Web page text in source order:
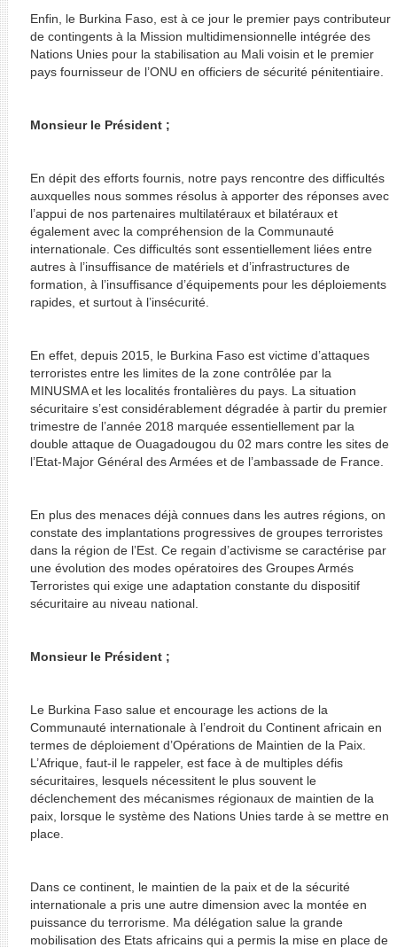
Enfin, le Burkina Faso, est à ce jour le premier pays contributeur
de contingents à la Mission multidimensionnelle intégrée des
Nations Unies pour la stabilisation au Mali voisin et le premier
pays fournisseur de l’ONU en officiers de sécurité pénitentiaire.
Monsieur le Président ;
En dépit des efforts fournis, notre pays rencontre des difficultés
auxquelles nous sommes résolus à apporter des réponses avec
l’appui de nos partenaires multilatéraux et bilatéraux et
également avec la compréhension de la Communauté
internationale. Ces difficultés sont essentiellement liées entre
autres à l’insuffisance de matériels et d’infrastructures de
formation, à l’insuffisance d’équipements pour les déploiements
rapides, et surtout à l’insécurité.
En effet, depuis 2015, le Burkina Faso est victime d’attaques
terroristes entre les limites de la zone contrôlée par la
MINUSMA et les localités frontalières du pays. La situation
sécuritaire s’est considérablement dégradée à partir du premier
trimestre de l’année 2018 marquée essentiellement par la
double attaque de Ouagadougou du 02 mars contre les sites de
l’Etat-Major Général des Armées et de l’ambassade de France.
En plus des menaces déjà connues dans les autres régions, on
constate des implantations progressives de groupes terroristes
dans la région de l’Est. Ce regain d’activisme se caractérise par
une évolution des modes opératoires des Groupes Armés
Terroristes qui exige une adaptation constante du dispositif
sécuritaire au niveau national.
Monsieur le Président ;
Le Burkina Faso salue et encourage les actions de la
Communauté internationale à l’endroit du Continent africain en
termes de déploiement d’Opérations de Maintien de la Paix.
L’Afrique, faut-il le rappeler, est face à de multiples défis
sécuritaires, lesquels nécessitent le plus souvent le
déclenchement des mécanismes régionaux de maintien de la
paix, lorsque le système des Nations Unies tarde à se mettre en
place.
Dans ce continent, le maintien de la paix et de la sécurité
internationale a pris une autre dimension avec la montée en
puissance du terrorisme. Ma délégation salue la grande
mobilisation des Etats africains qui a permis la mise en place de